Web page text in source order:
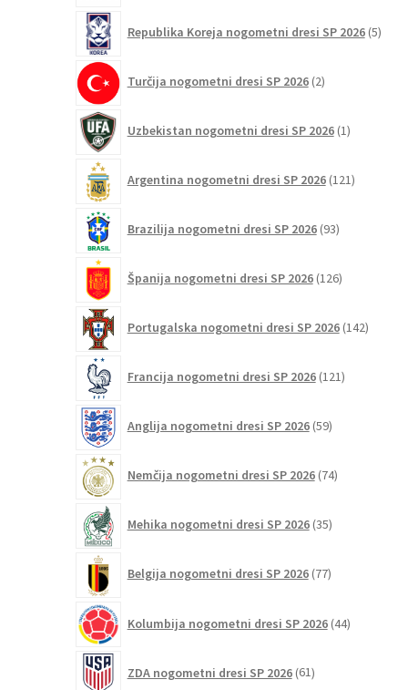
Republika Koreja nogometni dresi SP 2026 5
Turčija nogometni dresi SP 2026 2izdelka
Uzbekistan nogometni dresi SP 2026 1izdelek
Argentina nogometni dresi SP 2026 121izdelkov
Brazilija nogometni dresi SP 2026 93izdelkov
Španija nogometni dresi SP 2026 126izdelkov
Portugalska nogometni dresi SP 2026 142
Francija nogometni dresi SP 2026 121izdelkov
Anglija nogometni dresi SP 2026 59izdelkov
Nemčija nogometni dresi SP 2026 74izdelkov
Mehika nogometni dresi SP 2026 35izdelkov
Belgija nogometni dresi SP 2026 77izdelkov
Kolumbija nogometni dresi SP 2026 44izdelkov
ZDA nogometni dresi SP 2026 61izdelkov